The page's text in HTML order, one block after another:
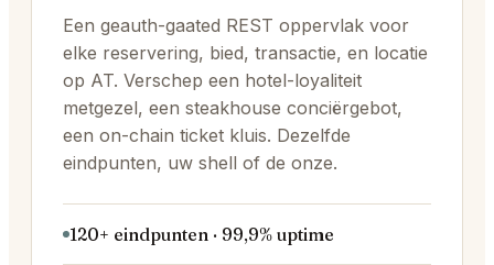
Een geauth-gaated REST oppervlak voor
elke reservering, bied, transactie, en locatie
op AT. Verschep een hotel-loyaliteit
metgezel, een steakhouse conciërgebot,
een on-chain ticket kluis. Dezelfde
eindpunten, uw shell of de onze.
120+ eindpunten · 99,9% uptime